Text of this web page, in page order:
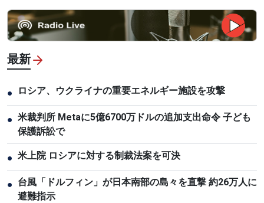
最新
● ロシア、ウクライナの重要エネルギー施設を攻撃
● 米裁判所 Metaに5億6700万ドルの追加支出命令 子ども
保護訴訟で
● 米上院 ロシアに対する制裁法案を可決
● 台風「ドルフィン」が日本南部の島々を直撃 約26万人に
避難指示